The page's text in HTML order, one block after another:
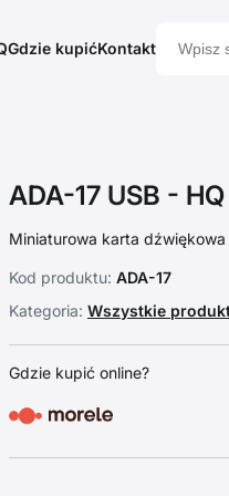
Gdzie kupićKontakt
ADA-17 USB -
Miniaturowa karta
Kod produktu: ADA-17
Kategoria: Wszystkie
Gdzie kupić online?